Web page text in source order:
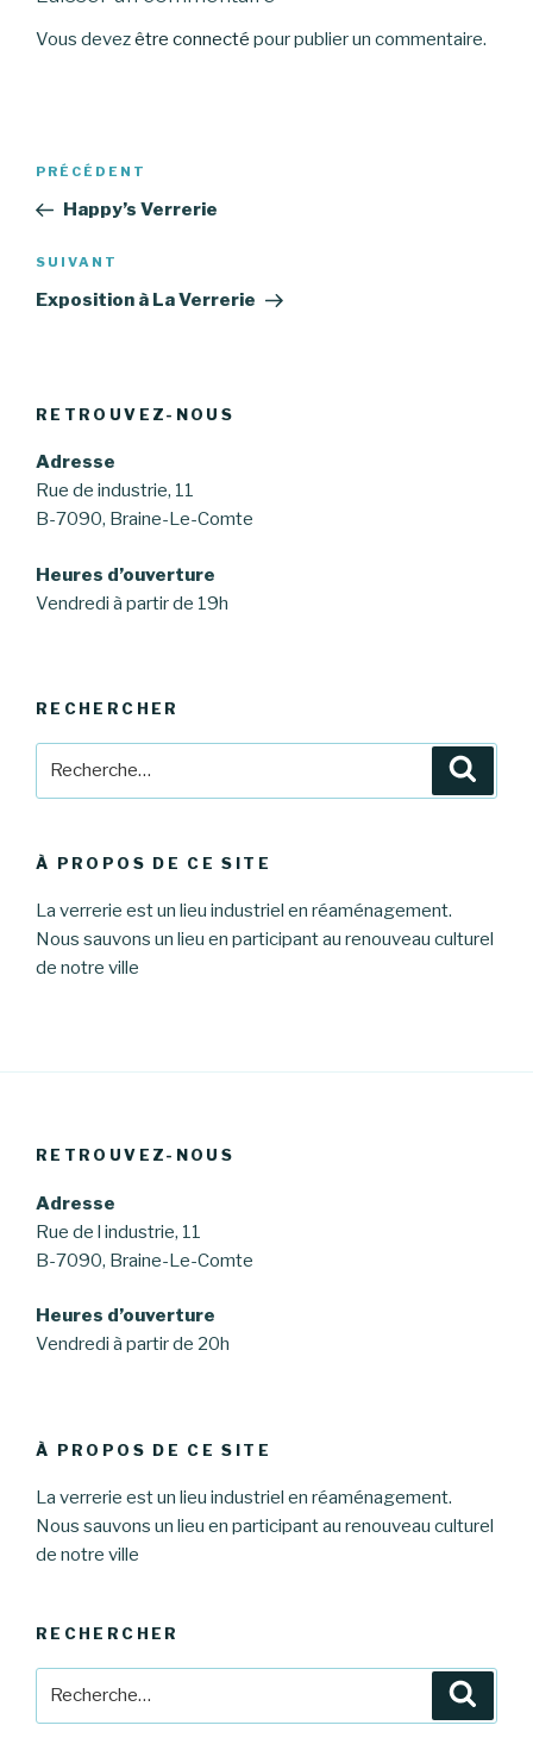
Vous devezêtre connecté pour publier un commentaire.
Navigation
l’article
Article
précédent
PRÉCÉDENT
Happy’s Verrerie
Article
suivant
SUIVANT
Exposition à La Verrerie
RETROUVEZ-NOUS
Adresse
Rue de industrie, 11
B-7090, Braine-Le-Comte
Heures d’ouverture
Vendredi à partir de 19h
RECHERCHER
À PROPOS DE CE SITE
La verrerie est un lieu industriel en réaménagement.
Nous sauvons un lieu en participant au renouveau culturel
de notre ville
RETROUVEZ-NOUS
Adresse
Rue de l industrie, 11
B-7090, Braine-Le-Comte
Heures d’ouverture
Vendredi à partir de 20h
À PROPOS DE CE SITE
La verrerie est un lieu industriel en réaménagement.
Nous sauvons un lieu en participant au renouveau culturel
de notre ville
RECHERCHER